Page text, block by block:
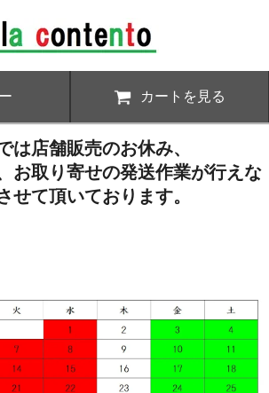
カートを見る
は店舗販売のお休み、
お取り寄せの発送作業が行えな
せて頂いております。